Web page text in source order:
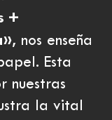
+
nos enseña
Esta
nuestras
la vital